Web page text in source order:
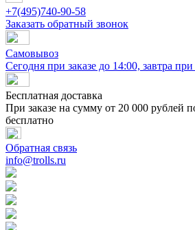
+7(495)740-90-58
Заказать обратный звонок
Самовывоз
Сегодня при заказе до 14:00, завтра при
Бесплатная доставка
При заказе на сумму от 20 000 рублей
бесплатно
Обратная связь
info@trolls.ru